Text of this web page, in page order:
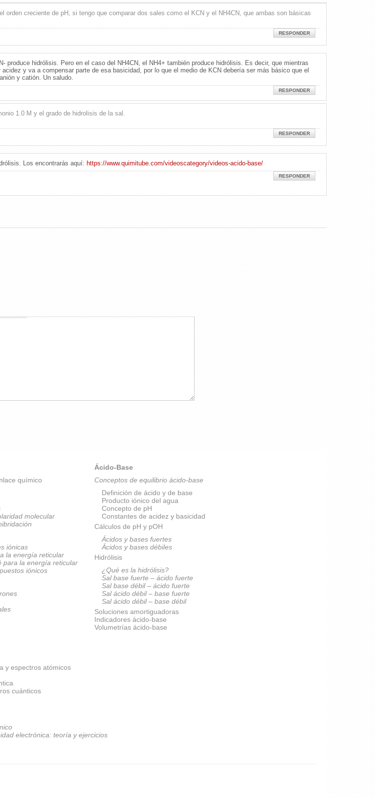
orden creciente de pH, si tengo que comparar dos sales como el KCN y el NH4CN, que ambas son básicas
RESPONDER
produce hidrólisis. Pero en el caso del NH4CN, el NH4+ también produce hidrólisis. Es decir, que mientras
y va a compensar parte de esa basicidad, por lo que el medio de KCN debería ser más básico que el
y catión. Un saludo.
RESPONDER
1.0 M y el grado de hidrolisis de la sal.
RESPONDER
Los encontrarás aquí: https://www.quimitube.com/videoscategory/videos-acido-base/
RESPONDER
químico
molecular
iónicas
la energía reticular
para la energía reticular
iónicos
Ácido-Base
Conceptos de equilibrio ácido-base
Definición de ácido y de base
Producto iónico del agua
Concepto de pH
Constantes de acidez y basicidad
Cálculos de pH y pOH
Ácidos y bases fuertes
Ácidos y bases débiles
Hidrólisis
¿Qué es la hidrólisis?
Sal base fuerte – ácido fuerte
Sal base débil – ácido fuerte
Sal ácido débil – base fuerte
Sal ácido débil – base débil
Soluciones amortiguadoras
Indicadores ácido-base
Volumetrías ácido-base
y espectros atómicos
cuánticos
electrónica: teoría y ejercicios